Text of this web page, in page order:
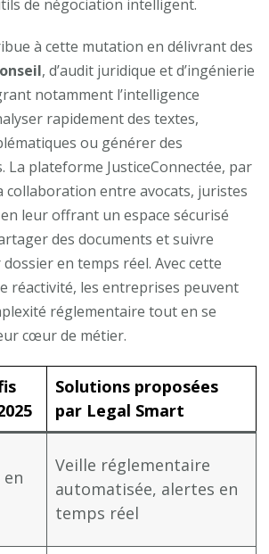
de négociation intelligent.
à cette mutation en délivrant des
, d’audit juridique et d’ingénierie
notamment l’intelligence
rapidement des textes,
ou générer des
La plateforme JusticeConnectée, par
collaboration entre avocats, juristes
leur offrant un espace sécurisé
des documents et suivre
en temps réel. Avec cette
réactivité, les entreprises peuvent
réglementaire tout en se
cœur de métier.
Solutions proposées
par Legal Smart
Veille réglementaire
automatisée, alertes en
temps réel